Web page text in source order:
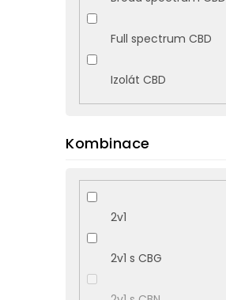
Full spectrum CBD
Izolát CBD
Kombinace
2v1
2v1 s CBG